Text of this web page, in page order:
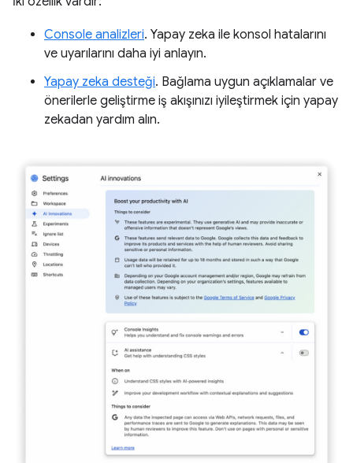
Console analizleri. Yapay zeka ile konsol hatalarını
ve uyarılarını daha iyi anlayın.
Yapay zeka desteği. Bağlama uygun açıklamalar ve
önerilerle geliştirme iş akışınızı iyileştirmek için yapay
zekadan yardım alın.